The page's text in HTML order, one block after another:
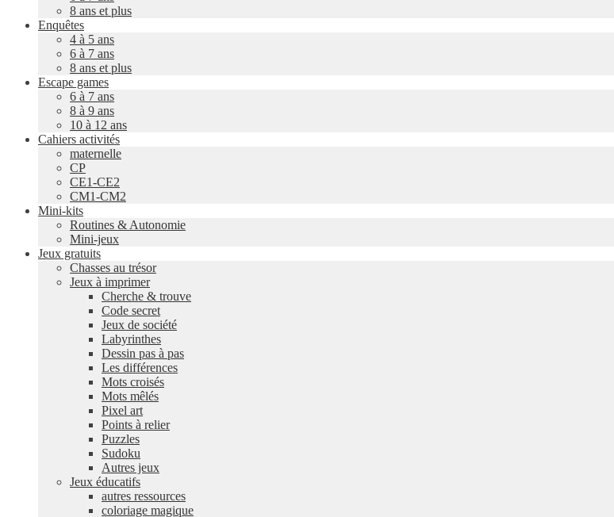
8 ans et plus
Enquêtes
4 à 5 ans
6 à 7 ans
8 ans et plus
Escape games
6 à 7 ans
8 à 9 ans
10 à 12 ans
Cahiers activités
maternelle
CP
CE1-CE2
CM1-CM2
Mini-kits
Routines & Autonomie
Mini-jeux
Jeux gratuits
Chasses au trésor
Jeux à imprimer
Cherche & trouve
Code secret
Jeux de société
Labyrinthes
Dessin pas à pas
Les différences
Mots croisés
Mots mêlés
Pixel art
Points à relier
Puzzles
Sudoku
Autres jeux
Jeux éducatifs
autres ressources
coloriage magique